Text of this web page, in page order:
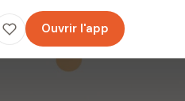
Ouvrir l'app